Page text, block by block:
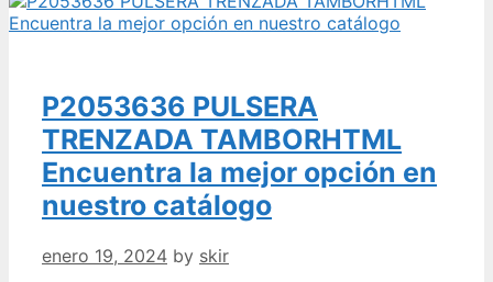
en
CastillaLa
e
inscripción
P2053636 PULSERA
TRENZADA TAMBORHTML
Encuentra la mejor opción en
nuestro catálogo
enero 19, 2024 by skir